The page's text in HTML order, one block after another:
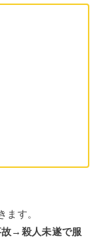
ます。
→殺人未遂で服